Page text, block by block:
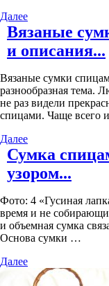
Далее
Вязаные
и описания...
Вязаные сумки
разнообразная тема.
не раз видели
спицами. Чаще всего
Далее
Сумка
узором...
Фото: 4 «Гусиная
время и не
и объемная сумка
Основа сумки …
Далее